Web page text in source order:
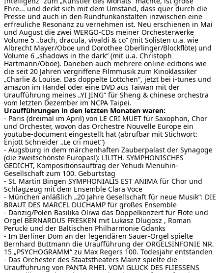
Ehre... und deckt sich mit dem Umstand, dass quer durch die
Presse und auch in den Rundfunkanstalten inzwischen eine
erfreuliche Resonanz zu vernehmen ist. Neu erschienen in Mai
und August die zwei WERGO-CDs meiner Orchesterwerke
Volume 5 „bach, dracula, vivaldi & co“ (mit Solisten u.a. wie
Albrecht Mayer/Oboe und Dorothee Oberlinger/Blockflöte) und
Volume 6 „shadows in the dark“ (mit u.a. Christoph
Hartmann/Oboe). Daneben auch mehrere online-editions wie
die seit 20 Jahren vergriffene Filmmusik zum Kinoklassiker
„Charlie & Louise. Das doppelte Lottchen“, jetzt bei i-tunes und
amazon im Handel oder eine DVD aus Taiwan mit der
Uraufführung meines „YI JING“ für Sheng & chinese orchestra
vom letzten Dezember im NCPA Taipei.
Uraufführungen in den letzten Monaten waren:
- Paris (dreimal im April) von LE CRI MUET für Saxophon, Chor
und Orchester, wovon das Orchestre Nouvelle Europe ein
youtube-document eingestellt hat (abrufbar mit Stichwort:
Enjott Schneider „Le cri muet“)
- Augsburg in dem märchenhaften Zauberpalast der Synagoge
(die zweitschönste Europas!): LILITH. SYMPHONISCHES
GEDICHT, Kompositionsauftrag der Yehudi Menuhin-
Gesellschaft zum 100. Geburtstag
- St. Martin Bingen SYMPHONIALIS EST ANIMA für Chor und
Schlagzeug mit dem Ensemble Clara Voce
- München anläßlich „20 Jahre Gesellschaft für neue Musik“: DIE
BRAUT DES MARCEL DUCHAMP für großes Ensemble
- Danzig/Polen Basilika Oliwa das Doppelkonzert für Flöte und
Orgel BERNARDUS FRESKEN mit Lukasz Dlugosz , Roman
Perucki und der Baltischen Philharmonie Gdanks
- Im Berliner Dom an der legendären Sauer-Orgel spielte
Bernhard Buttmann die Uraufführung der ORGELSINFONIE NR.
15 „PSYCHOGRAMM“ zu Max Regers 100. Todesjahr entstanden
- Das Orchester des Staatstheaters Mainz spielte die
Uraufführung von PANTA RHEI. VOM GLÜCK DES FLIESSENS